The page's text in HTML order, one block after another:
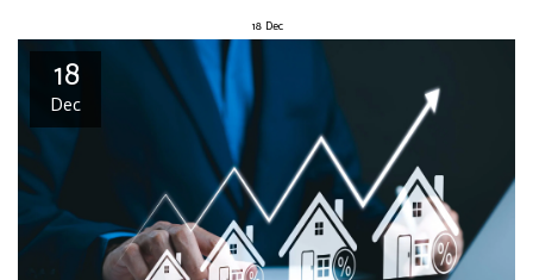
18 Dec
18
Dec